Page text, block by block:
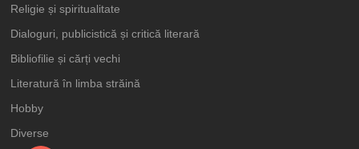
Religie și spiritualitate
Dialoguri, publicistică și critică literară
Bibliofilie și cărți vechi
Literatură în limba străină
Hobby
Diverse